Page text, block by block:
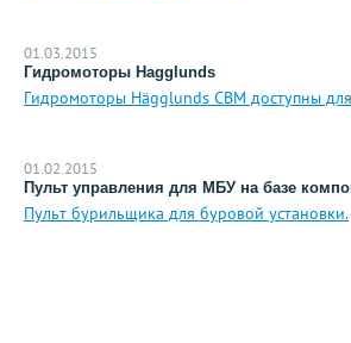
01.03.2015
Гидромоторы Hagglunds
Гидромоторы Hägglunds CBM доступны
01.02.2015
Пульт управления для МБУ на базе
Пульт бурильщика для буровой установки.